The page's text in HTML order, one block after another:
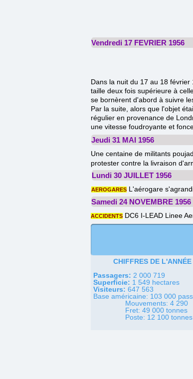
Vendredi 17 FEVRIER 1956
Dans la nuit du 17 au 18
taille deux fois supérieure à
se bornèrent d'abord à suivre
Par la suite, alors que l'objet
régulier en provenance de
une vitesse foudroyante et
Jeudi 31 MAI 1956
Une centaine de militants
protester contre la livraison
Lundi 30 JUILLET 1956
AEROGARES L'aérogare
Samedi 24 NOVEMBRE 1956
ACCIDENTS DC6 I-LEAD Linee
CHIFFRES DE L'ANNÉE
Passagers: 2 000 719
Superficie: 1 549 hectares
Visiteurs: 647 563
Base américaine: 103 000
Mouvements: 4 290
Fret: 49 000 tonnes
Poste: 12 100 tonnes